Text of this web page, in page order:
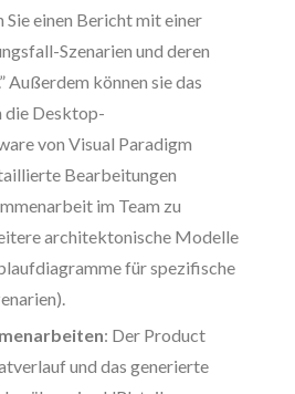
Sie einen Bericht mit einer
Szenarien und deren
Außerdem können sie das
die Desktop-
von Visual Paradigm
Bearbeitungen
im Team zu
architektonische Modelle
für spezifische
: Der Product
und das generierte